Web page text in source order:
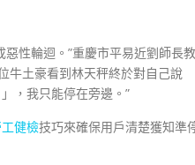
性輪迴。”重慶市平易近劉師長教
牛土豪看到林天秤終於對自己說
，我只能停在旁邊。”
健檢技巧來確保用戶清楚獲知準